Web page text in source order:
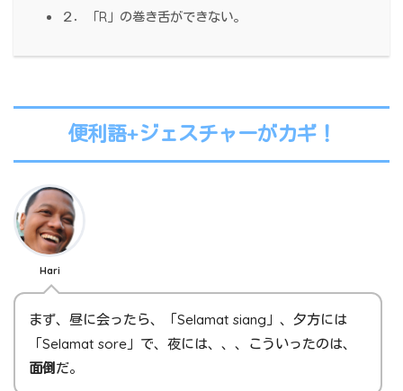
２．「R」の巻き舌ができない。
便利語+ジェスチャーがカギ！
Hari
まず、昼に会ったら、「Selamat siang」、夕方には
「Selamat sore」で、夜には、、、こういったのは、
面倒だ。